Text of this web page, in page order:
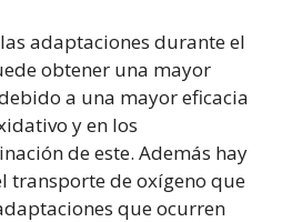
adaptaciones durante el
obtener una mayor
a una mayor eficacia
y en los
de este. Además hay
transporte de oxígeno que
que ocurren